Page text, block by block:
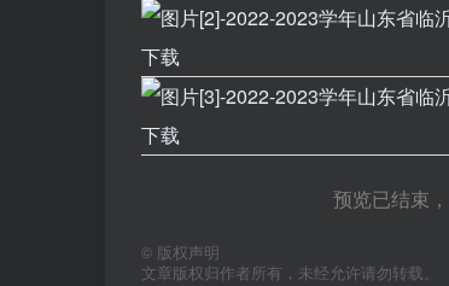
预览已结束
© 版权声明
文章版权归作者所有，未经允许请勿转载。